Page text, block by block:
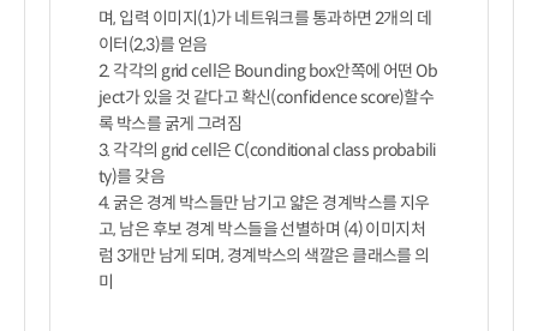
며, 입력 이미지(1)가 네트워크를 통과하면 2개의 데
이터(2,3)를 얻음
2. 각각의 grid cell은 Bounding box안쪽에 어떤 Ob
ject가 있을 것 같다고 확신(confidence score)할수
록 박스를 굵게 그려짐
3. 각각의 grid cell은 C(conditional class probabili
ty)를 갖음
4. 굵은 경계 박스들만 남기고 얇은 경계박스를 지우
고, 남은 후보 경계 박스들을 선별하며 (4) 이미지처
럼 3개만 남게 되며, 경계박스의 색깔은 클래스를 의
미